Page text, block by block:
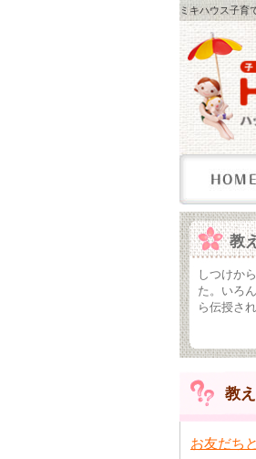
ミキハウス子育
教
しつけか
た。いろ
ら伝授さ
教
お友だち